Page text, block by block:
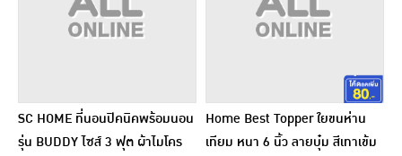
SC HOME ที่นอนปิคนิคพร้อมนอน
รุ่น BUDDY ไซส์ 3 ฟุต ผ้าไมโคร
Home Best Topper ใยขนห่าน
เทียม หนา 6 นิ้ว ลายบุ๋ม สีเทาเข้ม